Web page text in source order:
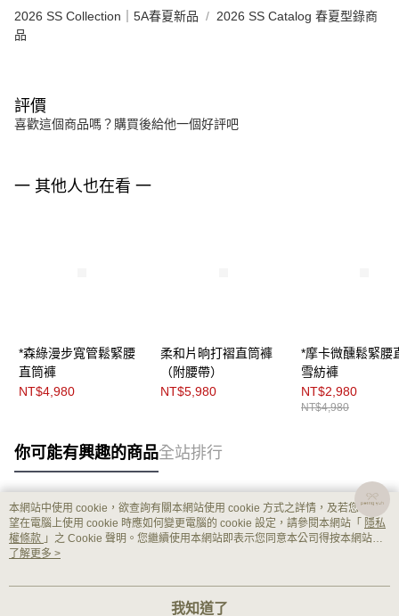
2026 SS Collection｜5A春夏新品
2026 SS Catalog 春夏型錄商
品
評價
喜歡這個商品嗎？購買後給他一個好評吧
一 其他人也在看 一
*森綠漫步寬管鬆緊腰
直筒褲
NT$4,980
柔和片晌打褶直筒褲
（附腰帶）
NT$5,980
*摩卡微醺鬆緊腰
雪紡褲
NT$2,980
NT$4,980
你可能有興趣的商品全站排行
熱門標籤
本網站中使用 cookie，欲查詢有關本網站使用 cookie 方式之詳情，及若您不希
望在電腦上使用 cookie 時應如何變更電腦的 cookie 設定，請參閱本網站「 隱私
權條款 」之 Cookie 聲明。您繼續使用本網站即表示您同意本公司得按本網站使
用條款之 Cookie 聲明使用 cookie。
了解更多 >
我知道了